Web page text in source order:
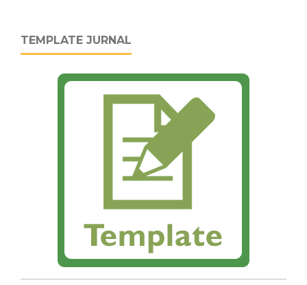
TEMPLATE JURNAL